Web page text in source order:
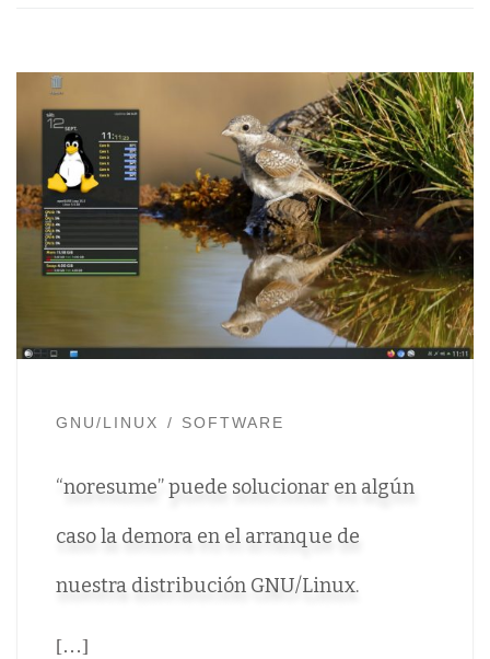
GNU/LINUX SOFTWARE
“noresume” puede solucionar en algún
caso la demora en el arranque de
nuestra distribución GNU/Linux.
[…]